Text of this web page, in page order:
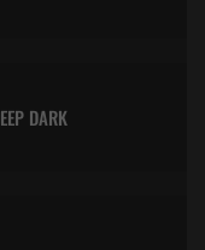
DARK